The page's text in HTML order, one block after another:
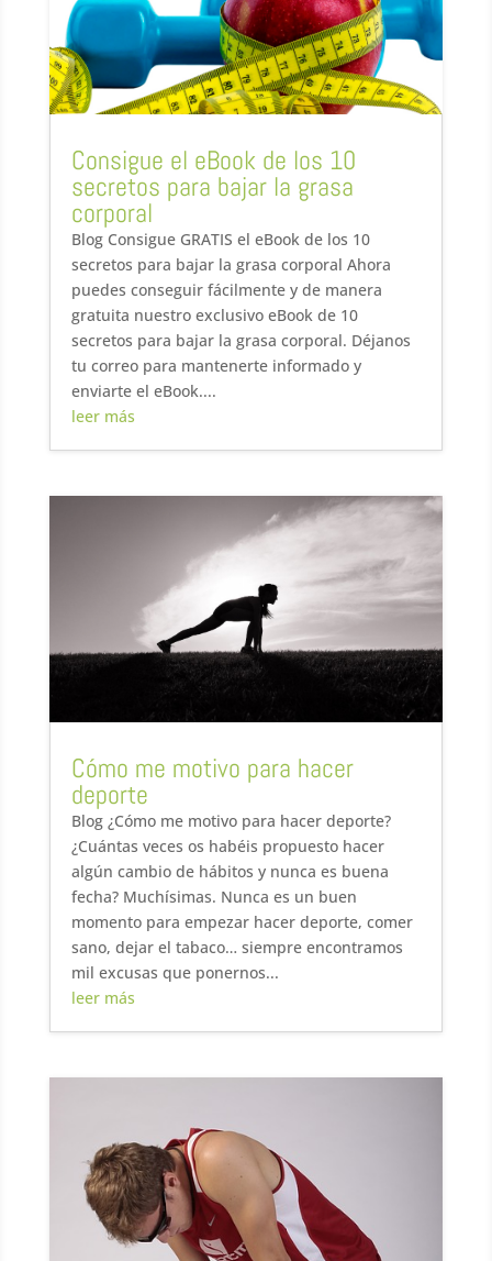
Consigue el eBook de los 10
secretos para bajar la grasa
corporal
Blog Consigue GRATIS el eBook de los 10
secretos para bajar la grasa corporal Ahora
puedes conseguir fácilmente y de manera
gratuita nuestro exclusivo eBook de 10
secretos para bajar la grasa corporal. Déjanos
tu correo para mantenerte informado y
enviarte el eBook....
leer más
Cómo me motivo para hacer
deporte
Blog ¿Cómo me motivo para hacer deporte?
¿Cuántas veces os habéis propuesto hacer
algún cambio de hábitos y nunca es buena
fecha? Muchísimas. Nunca es un buen
momento para empezar hacer deporte, comer
sano, dejar el tabaco… siempre encontramos
mil excusas que ponernos...
leer más